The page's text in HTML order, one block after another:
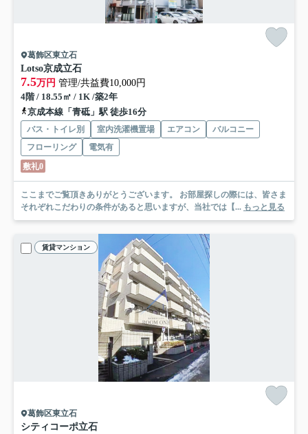
葛飾区東立石
Lotso京成立石
7.5万円 管理/共益費10,000円
4階 / 18.55㎡ / 1K /築2年
京成本線「青砥」駅 徒歩16分
バス・トイレ別 室内洗濯機置場 エアコン
バルコニー
フローリング
電気有
敷礼0
ここまでご覧頂きありがとうございます。 お部屋探しの際には、皆さま
それぞれこだわりの条件があると思いますが、当社では【... もっと見る
賃貸マンション
葛飾区東立石
シティコーポ立石